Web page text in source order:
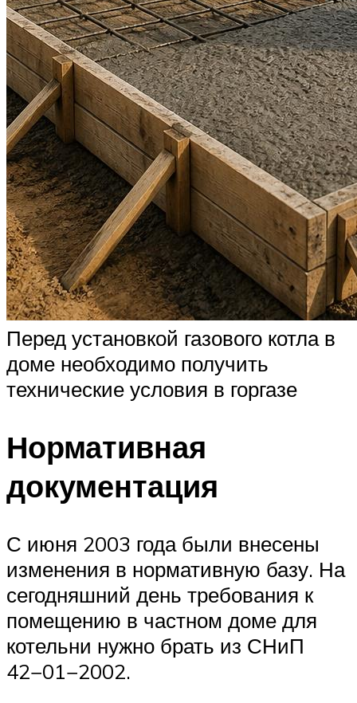
Перед установкой газового котла в
доме необходимо получить
технические условия в горгазе
Нормативная
документация
С июня 2003 года были внесены
изменения в нормативную базу. На
сегодняшний день требования к
помещению в частном доме для
котельни нужно брать из СНиП
42−01−2002.